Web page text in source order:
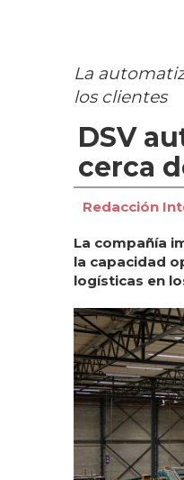
La
los clientes
DSV
cerca
Redacción
La compañía
la capacidad
logísticas en